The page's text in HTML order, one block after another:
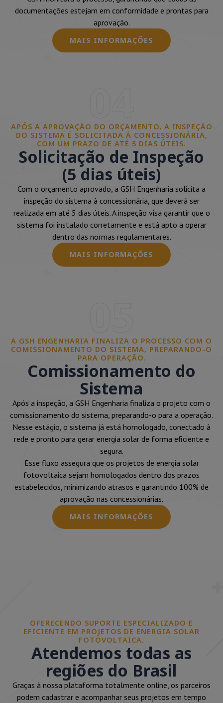
documentações estejam em conformidade e prontas para
aprovação.
MAIS INFORMAÇÕES
APÓS A APROVAÇÃO DO ORÇAMENTO, A INSPEÇÃO
DO SISTEMA É SOLICITADA À CONCESSIONÁRIA,
COM UM PRAZO DE ATÉ 5 DIAS ÚTEIS.
Solicitação de Inspeção
(5 dias úteis)
Com o orçamento aprovado, a GSH Engenharia solicita a
inspeção do sistema à concessionária, que deverá ser
realizada em até 5 dias úteis. A inspeção visa garantir que o
sistema foi instalado corretamente e está apto a operar
dentro das normas regulamentares.
MAIS INFORMAÇÕES
A GSH ENGENHARIA FINALIZA O PROCESSO COM O
COMISSIONAMENTO DO SISTEMA, PREPARANDO-O
PARA OPERAÇÃO.
Comissionamento do
Sistema
Após a inspeção, a GSH Engenharia finaliza o projeto com o
comissionamento do sistema, preparando-o para a operação.
Nesse estágio, o sistema já está homologado, conectado à
rede e pronto para gerar energia solar de forma eficiente e
segura.
Esse fluxo assegura que os projetos de energia solar
fotovoltaica sejam homologados dentro dos prazos
estabelecidos, minimizando atrasos e garantindo 100% de
aprovação nas concessionárias.
MAIS INFORMAÇÕES
OFERECENDO SUPORTE ESPECIALIZADO E
EFICIENTE EM PROJETOS DE ENERGIA SOLAR
FOTOVOLTAICA.
Atendemos todas as
regiões do Brasil
Graças à nossa plataforma totalmente online, os parceiros
podem cadastrar e acompanhar seus projetos em tempo